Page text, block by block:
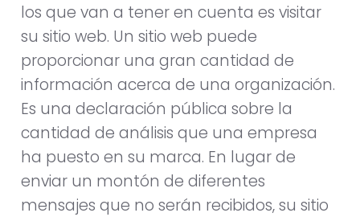
los que van a tener en cuenta es visitar
su sitio web. Un sitio web puede
proporcionar una gran cantidad de
información acerca de una organización.
Es una declaración pública sobre la
cantidad de análisis que una empresa
ha puesto en su marca. En lugar de
enviar un montón de diferentes
mensajes que no serán recibidos, su sitio